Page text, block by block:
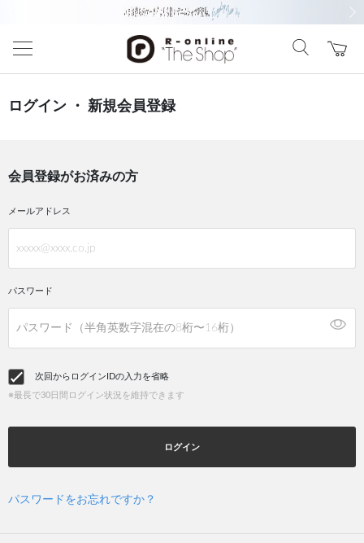
ログイン ・ 新規会員登録
会員登録がお済みの方
メールアドレス
パスワード
次回からログインIDの入力を省略
※最長で30日間ログイン状況を維持できます
ログイン
パスワードをお忘れですか？